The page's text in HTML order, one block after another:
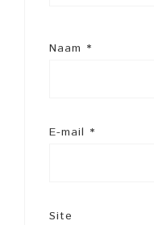
Naam *
E-mail *
Site